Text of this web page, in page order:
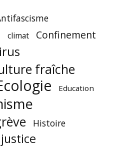
climat Confinement
fraîche
Education
Histoire
justice